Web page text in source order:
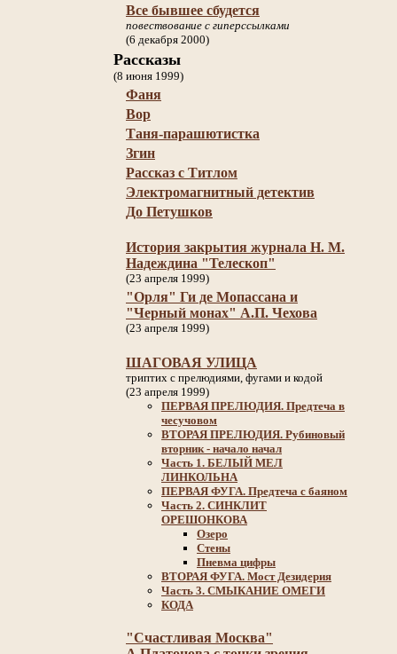
Все бывшее сбудется
повествование с гиперссылками
(6 декабря 2000)
Рассказы
(8 июня 1999)
Фаня
Вор
Таня-парашютистка
Згин
Рассказ с Титлом
Электромагнитный детектив
До Петушков
История закрытия журнала Н. М.
Надеждина "Телескоп"
(23 апреля 1999)
"Орля" Ги де Мопассана и
"Черный монах" А.П. Чехова
(23 апреля 1999)
ШАГОВАЯ УЛИЦА
триптих с прелюдиями, фугами и кодой
(23 апреля 1999)
ПЕРВАЯ ПРЕЛЮДИЯ. Предтеча в
чесучовом
ВТОРАЯ ПРЕЛЮДИЯ. Рубиновый
вторник - начало начал
Часть 1. БЕЛЫЙ МЕЛ
ЛИНКОЛЬНА
ПЕРВАЯ ФУГА. Предтеча с баяном
Часть 2. СИНКЛИТ
ОРЕШОНКОВА
Озеро
Стены
Пневма цифры
ВТОРАЯ ФУГА. Мост Дезидерия
Часть 3. СМЫКАНИЕ ОМЕГИ
КОДА
"Счастливая Москва"